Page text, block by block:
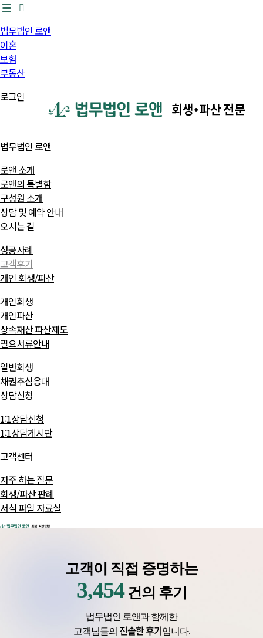
법무법인 로앤
이혼
보험
부동산
로그인
법무법인 로앤
로앤 소개
로앤의 특별함
구성원 소개
상담 및 예약 안내
오시는 길
성공사례
고객후기
개인 회생/파산
개인회생
개인파산
상속재산 파산제도
필요서류안내
일반회생
채권추심응대
상담신청
1:1상담신청
1:1상담게시판
고객센터
자주 하는 질문
회생/파산 판례
서식 파일 자료실
고객이 직접 증명하는
3,454 건의 후기
법무법인 로앤과 함께한
고객님들의 진솔한 후기입니다.